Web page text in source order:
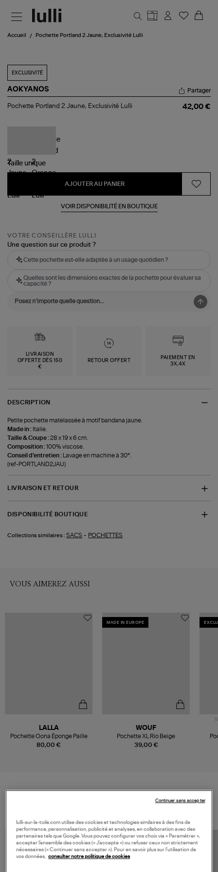
Accueil Pochette Portland 2 Jaune, Exclusivité Lulli
EXCLUSIVITÉ
AOKYANOS
Pochette
Partager
Pochette Portland 2 Jaune, Exclusivité Lulli 42,00 €
Taille unique
AJOUTER AU PANIER
VOIR DISPONIBILITÉ EN BOUTIQUE
VOTRE CONSEILLÈRE LULLI
Une question sur ce produit ?
Cette pochette est-elle adaptée à un usage quotidien ?
Quelles sont les dimensions exactes de la pochette pour évaluer sa
capacité ?
LIVRAISON
OFFERTE DÈS 150
€
RETOUR OFFERT
PAIEMENT EN
3X,4X
DESCRIPTION
Petite pochette matelassée à motif bandana jaune.
Made in : Italie.
Taille & Coupe :28 x 19 x 6 cm.
Composition :100% viscose.
Conseil d'entretien :
Lavage en machine à 30°.
(ref-PORTLAND2JAU)
LIVRAISON ET RETOUR
DISPONIBILITÉ BOUTIQUE
Collections similaires : SACS - POCHETTES
VOUS AIMEREZ AUSSI
80,00 €
LALLA
Pochette Oona Éponge Paille
MADE IN EUROPE
39,00 €
WOUF
Pochette XL Rio Beige
lulli-sur-la-toile.com utilise des cookies et technologies similaires à des fins de
performance, personnalisation, publicité et analyses, en collaboration avec des
partenaires tels que Google. Vous pouvez configurer vos choix via « Paramétrer »,
accepter l’ensemble des cookies (« J’accepte ») ou refuser ceux non strictement
nécessaires (« Continuer sans accepter »). Pour en savoir plus sur l’utilisation de
vos données, consulter notre politique de cookies
Continuer sans accepter